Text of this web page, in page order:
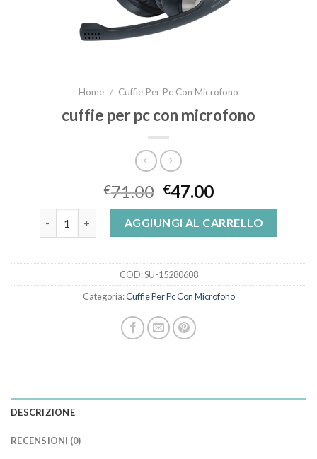
Home / Cuffie Per Pc Con Microfono
cuffie per pc con microfono
€71.00 €47.00
cuffie per pc con microfono quantità
AGGIUNGI AL CARRELLO
COD:SU-15280608
Categoria:Cuffie Per Pc Con Microfono
DESCRIZIONE
RECENSIONI (0)